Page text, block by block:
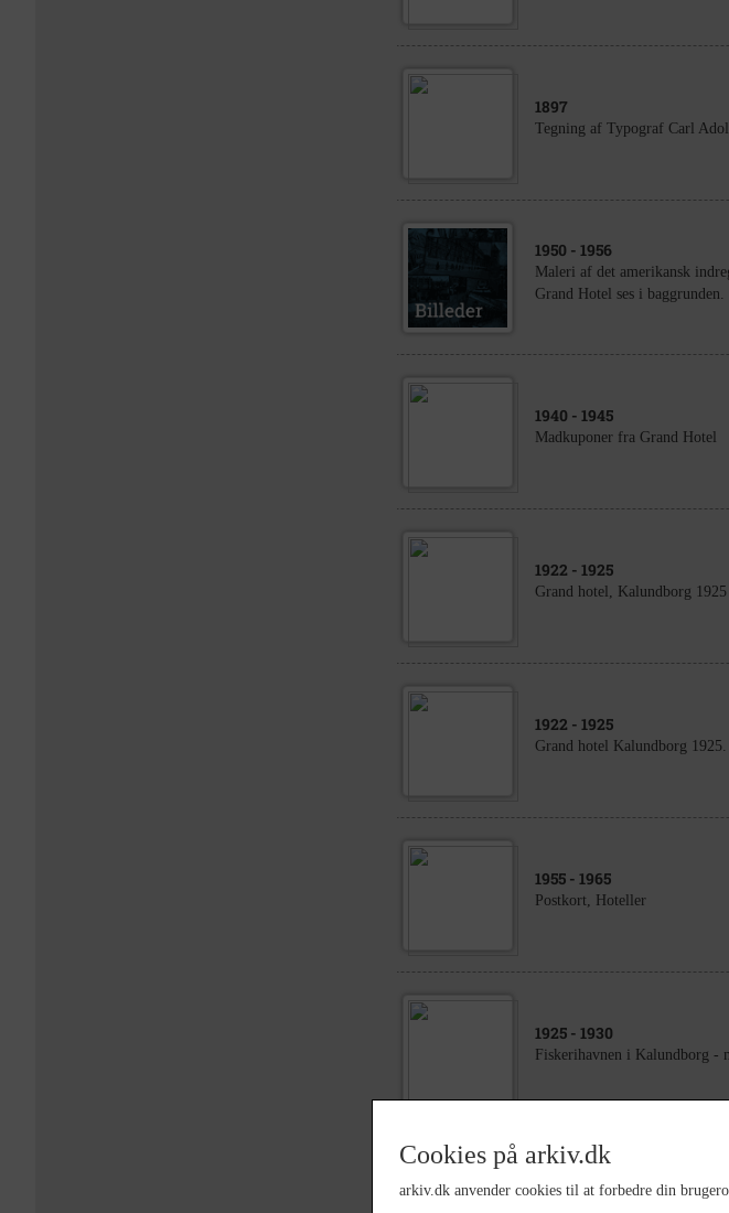
1897
Tegning af Typograf Carl
1950 - 1956
Maleri af det amerikansk
Grand Hotel ses i
1940 - 1945
Madkuponer fra Grand Hotel
1922 - 1925
Grand hotel, Kalundborg 1925
1922 - 1925
Grand hotel Kalundborg 1925.
1955 - 1965
Postkort, Hoteller
1925 - 1930
Fiskerihavnen i Kalundborg -
1918- 1930
Cookies på arkiv.dk
arkiv.dk anvender cookies til at forbedre din